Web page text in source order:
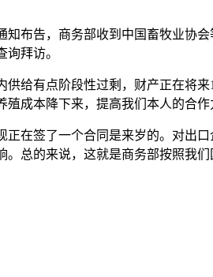
告，商务部收到中国畜牧业协
拜访。
有点阶段性过剩，财产正在将来
成本降下来，提高我们本人的合作
签了一个合同是来岁的。对出
总的来说，这就是商务部按照我